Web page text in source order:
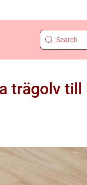
trägolv till